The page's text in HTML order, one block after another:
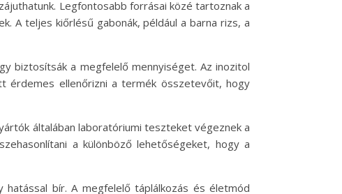
Legfontosabb forrásai közé tartoznak a
A teljes kiőrlésű gabonák, például a barna rizs, a
biztosítsák a megfelelő mennyiséget. Az inozitol
érdemes ellenőrizni a termék összetevőit, hogy
általában laboratóriumi teszteket végeznek a
a különböző lehetőségeket, hogy a
bír. A megfelelő táplálkozás és életmód